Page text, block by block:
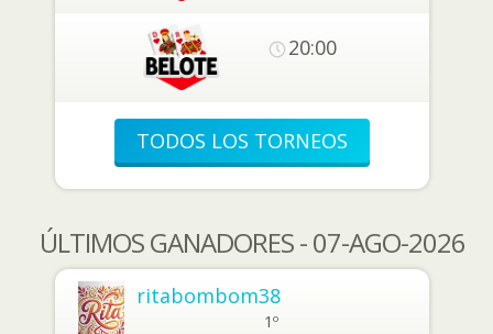
20:00
TODOS LOS TORNEOS
ÚLTIMOS GANADORES - 07-AGO-2026
ritabombom38
1º